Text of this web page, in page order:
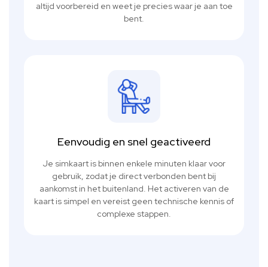
altijd voorbereid en weet je precies waar je aan toe
bent.
Eenvoudig en snel geactiveerd
Je simkaart is binnen enkele minuten klaar voor
gebruik, zodat je direct verbonden bent bij
aankomst in het buitenland. Het activeren van de
kaart is simpel en vereist geen technische kennis of
complexe stappen.